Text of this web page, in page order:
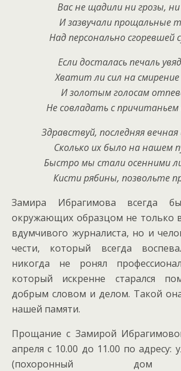
Вас не щадили ни грозы, ни
И зазвучали прощальные
Над персонально сгоревшей
Если досталась печаль
Хватит ли сил на смирение
И золотым голосам
Не совладать с
Здравствуй, последняя
Сколько их было на нашем
Быстро мы стали осенними
Кисти рябины, позвольте
Замира Ибрагимова всегда
окружающих образцом не только
вдумчивого журналиста, но и
чести, который всегда
никогда не ронял
который искренне старался
добрым словом и делом. Такой
нашей памяти.
Прощание с Замирой
апреля с 10.00 до 11.00 по адресу:
(похоронный дом